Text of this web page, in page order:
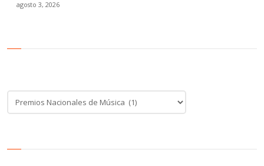
agosto 3, 2026
Categoría
de
noticias